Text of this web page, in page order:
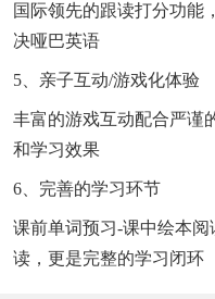
国际领先的跟读打分功能
决哑巴英语
5、亲子互动/游戏化体验
丰富的游戏互动配合严谨
和学习效果
6、完善的学习环节
课前单词预习-课中绘本
读，更是完整的学习闭环